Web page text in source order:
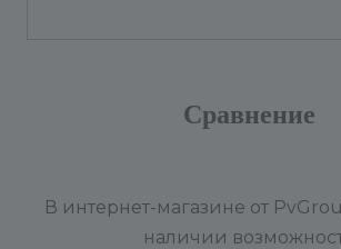
Сравнение
В интернет-магазине от
наличии